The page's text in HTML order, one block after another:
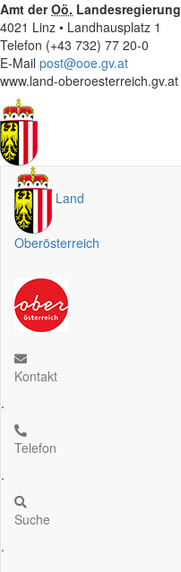
Amt derOö. Landesregierung
4021 Linz • Landhausplatz 1
Telefon (+43 732) 77 20-0
E-Mail post@ooe.gv.at
www.land-oberoesterreich.gv.at
Land
Oberösterreich
Kontakt
.
Telefon
.
Suche
.